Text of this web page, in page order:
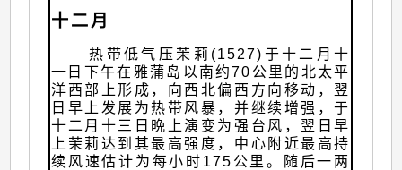
十二月
热带低气压茉莉(1527)于十二月十
一日下午在雅蒲岛以南约70公里的北太平
洋西部上形成，向西北偏西方向移动，翌
日早上发展为热带风暴，并继续增强，于
十二月十三日晩上演变为强台风，翌日早
上茉莉达到其最高强度，中心附近最高持
续风速估计为每小时175公里。随后一两